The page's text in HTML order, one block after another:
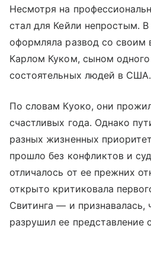
Несмотря на
стал для Кейли непростым.
оформляла развод со
Карлом Куком, сыном
состоятельных людей в США.
По словам Куоко, они
счастливых года. Однако
разных жизненных
прошло без конфликтов и
отличалось от ее прежних
открыто критиковала
Свитинга — и признавалась,
разрушил ее представление